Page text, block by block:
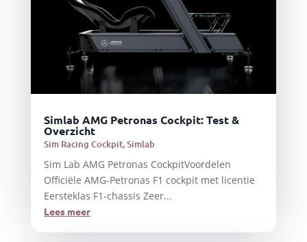
Simlab AMG Petronas Cockpit: Test &
Overzicht
Sim Racing Cockpit,Simlab
Sim Lab AMG Petronas CockpitVoordelen
Officiële AMG-Petronas F1 cockpit met licentie
Eersteklas F1-chassis Zeer...
Lees meer